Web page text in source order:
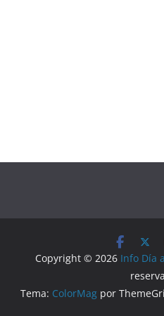
Copyright © 2026 Info Día
Tema: ColorMagpor